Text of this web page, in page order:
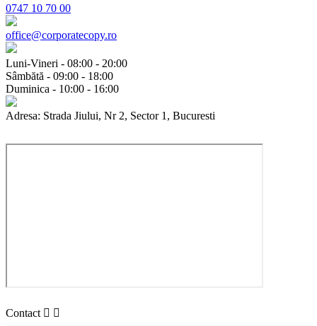
0747 10 70 00
office@corporatecopy.ro
Luni-Vineri - 08:00 - 20:00
Sâmbătă - 09:00 - 18:00
Duminica - 10:00 - 16:00
Adresa: Strada Jiului, Nr 2, Sector 1, Bucuresti
Contact  